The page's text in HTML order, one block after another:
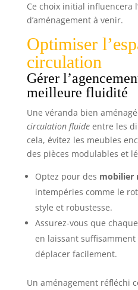
Ce choix initial influencera
d’aménagement à venir.
Optimiser
circulation
Gérer
meilleure fluidité
Une véranda bien
circulation fluideentre les
cela, évitez les meubles
des pièces modulables et
Optez pour des mobilier
intempéries comme le
style et robustesse.
Assurez-vous que
en laissant suffisamment
déplacer facilement.
Un aménagement réfléchi